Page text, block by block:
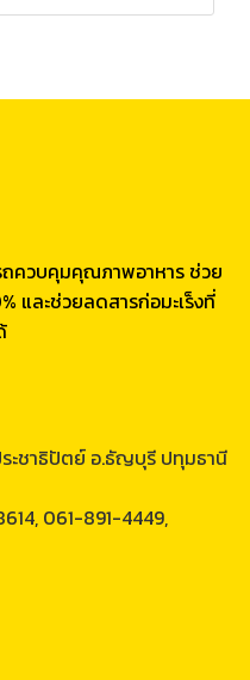
ถควบคุมคุณภาพอาหาร ช่วย
และช่วยลดสารก่อมะเร็งที่
ะชาธิปัตย์ อ.ธัญบุรี ปทุมธานี
061-891-4449,